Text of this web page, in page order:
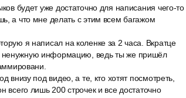
будет уже достаточно для написания чего-то
а что мне делать с этим всем багажом
я написал на коленке за 2 часа. Вкратце
ненужную информацию, ведь ты же пришёл
под видео, а те, кто хотят посмотреть,
всего лишь 200 строчек и все достаточно